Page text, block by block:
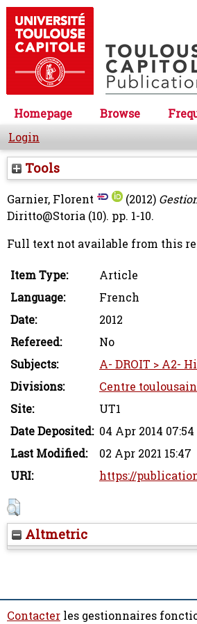
Homepage Browse
Login
Tools
Garnier, Florent (2012)
Diritto@Storia (10). pp. 1-10.
Full text not available from this
Item Type:
Article
Language:
French
Date:
2012
Refereed:
No
Subjects:
A- DROIT > A2-
Divisions:
Centre
Site:
UT1
Date Deposited: 04 Apr 2014 07:54
Last Modified:
02 Apr 2021 15:47
URI:
https://
Altmetric
Contacter les gestionnaires